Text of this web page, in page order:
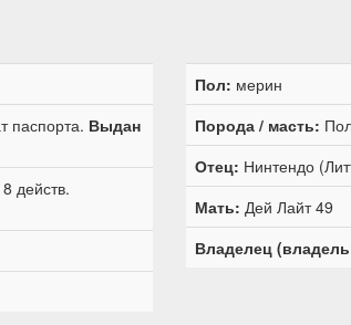
паспорта. Выдан
действ.
Пол: мерин
Порода / масть:
Отец: Нинтендо
Мать: Дей Лайт 49
Владелец